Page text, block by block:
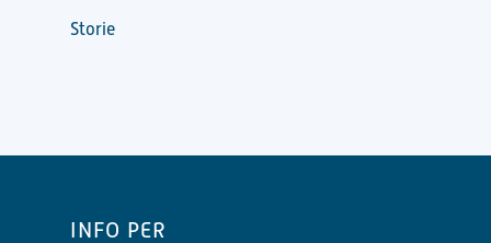
Storie
INFO PER